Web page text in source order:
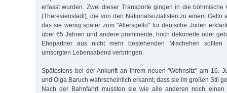
erfasst wurden. Zwei dieser Transporte gingen in die böhmische
(Theresienstadt), die von den Nationalsozialisten zu einem Getto
das sie wenig später zum "Altersgetto" für deutsche Juden
über 65 Jahren und andere prominente, hoch dekorierte oder
Ehepartner aus nicht mehr bestehenden Mischehen
umsorgten Lebensabend verbringen.
Spätestens bei der Ankunft an ihrem neuen "Wohnsitz" am 16.
und Olga Baruch wahrscheinlich erkannt, dass sie im großen Stil
Nach der Bahnfahrt mussten sie wie alle anderen noch einen